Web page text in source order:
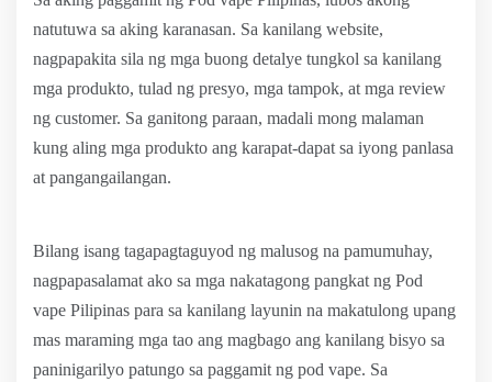
natutuwa sa aking karanasan. Sa kanilang website,
nagpapakita sila ng mga buong detalye tungkol sa kanilang
mga produkto, tulad ng presyo, mga tampok, at mga review
ng customer. Sa ganitong paraan, madali mong malaman
kung aling mga produkto ang karapat-dapat sa iyong panlasa
at pangangailangan.
Bilang isang tagapagtaguyod ng malusog na pamumuhay,
nagpapasalamat ako sa mga nakatagong pangkat ng Pod
vape Pilipinas para sa kanilang layunin na makatulong upang
mas maraming mga tao ang magbago ang kanilang bisyo sa
paninigarilyo patungo sa paggamit ng pod vape. Sa